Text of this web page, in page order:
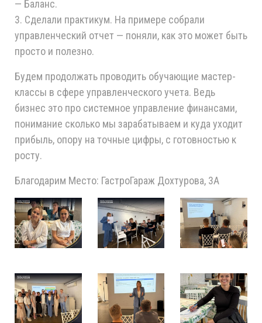
— Баланс.
3. Сделали практикум. На примере собрали
управленческий отчет — поняли, как это может быть
просто и полезно.
Будем продолжать проводить обучающие мастер-
классы в сфере управленческого учета. Ведь
бизнес это про системное управление финансами,
понимание сколько мы зарабатываем и куда уходит
прибыль, опору на точные цифры, с готовностью к
росту.
Благодарим Место: ГастроГараж Дохтурова, 3А